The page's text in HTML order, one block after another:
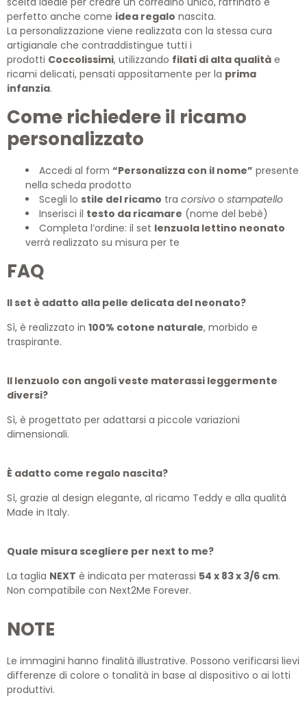
perfetto anche come idea regalo nascita.
La personalizzazione viene realizzata con la stessa cura
artigianale che contraddistingue tutti i
prodotti Coccolissimi, utilizzando filati di alta qualità e
ricami delicati, pensati appositamente per la prima
infanzia.
Come richiedere il ricamo
personalizzato
Accedi al form “Personalizza con il nome” presente
nella scheda prodotto
Scegli lo stile del ricamo tra corsivo o stampatello
Inserisci il testo da ricamare (nome del bebè)
Completa l’ordine: il set lenzuola lettino neonato
verrà realizzato su misura per te
FAQ
Il set è adatto alla pelle delicata del neonato?
Sì, è realizzato in 100% cotone naturale, morbido e
traspirante.
Il lenzuolo con angoli veste materassi leggermente
diversi?
Sì, è progettato per adattarsi a piccole variazioni
dimensionali.
È adatto come regalo nascita?
Sì, grazie al design elegante, al ricamo Teddy e alla qualità
Made in Italy.
Quale misura scegliere per next to me?
La taglia NEXT è indicata per materassi 54 x 83 x 3/6 cm.
Non compatibile con Next2Me Forever.
NOTE
Le immagini hanno finalità illustrative. Possono verificarsi lievi
differenze di colore o tonalità in base al dispositivo o ai lotti
produttivi.